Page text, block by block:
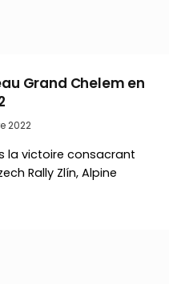
Grand Chelem en
2022
la victoire consacrant
Rally Zlín, Alpine